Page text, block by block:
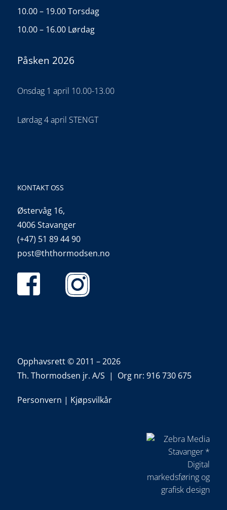
10.00 – 19.00 Torsdag
10.00 – 16.00 Lørdag
Påsken 2026
Onsdag 1 april 10.00-13.00
Lørdag 4 april STENGT
KONTAKT OSS
Østervåg 16,
4006 Stavanger
(+47) 51 89 44 90
post@ththormodsen.no
Opphavsrett © 2011 – 2026
Th. Thormodsen jr. A/S | Org nr: 916 730 675
Personvern | Kjøpsvilkår